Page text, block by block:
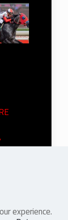
experience.